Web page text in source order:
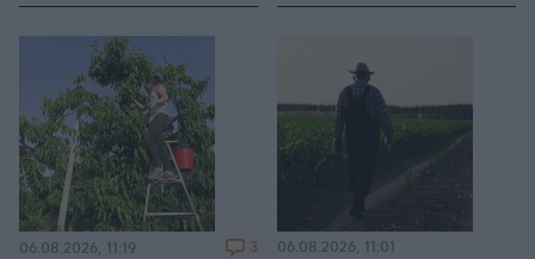
06.08.2026, 11:19 3 06.08.2026, 11:01